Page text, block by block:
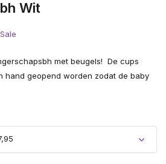
Wit
met beugels! De cups
hand geopend worden zodat de baby